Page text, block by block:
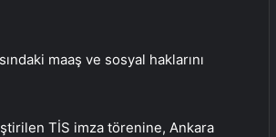
maaş ve sosyal haklarını
TİS imza törenine, Ankara